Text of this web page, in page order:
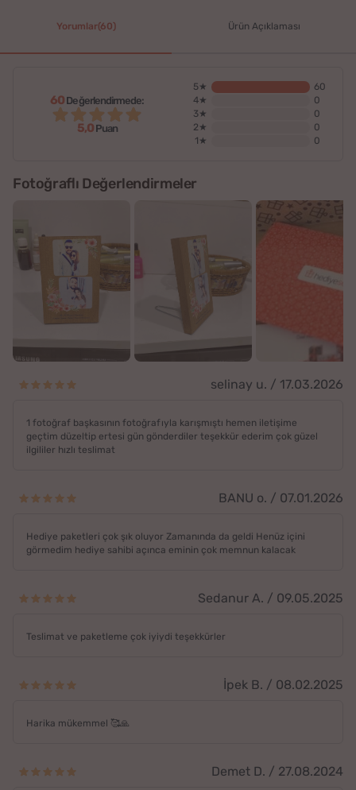
Yorumlar(60) Ürün Açıklaması
60 Değerlendirmede:
5,0Puan
5★
60
4★
0
3★
0
2★
0
1★
0
Fotoğraflı Değerlendirmeler
selinay u. / 17.03.2026
1 fotoğraf başkasının fotoğrafıyla karışmıştı hemen iletişime
geçtim düzeltip ertesi gün gönderdiler teşekkür ederim çok güzel
ilgililer hızlı teslimat
BANU o. / 07.01.2026
Hediye paketleri çok şık oluyor Zamanında da geldi Henüz içini
görmedim hediye sahibi açınca eminin çok memnun kalacak
Sedanur A. / 09.05.2025
Teslimat ve paketleme çok iyiydi teşekkürler
İpek B. / 08.02.2025
Harika mükemmel 🥰🙏
Demet D. / 27.08.2024